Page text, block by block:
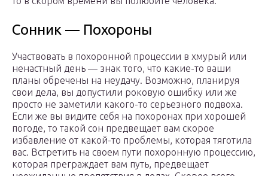
Сонник — Похороны
Участвовать в похоронной процессии в хмурый или
ненастный день — знак того, что какие-то ваши
планы обречены на неудачу. Возможно, планируя
свои дела, вы допустили роковую ошибку или же
просто не заметили какого-то серьезного подвоха.
Если же вы видите себя на похоронах при хорошей
погоде, то такой сон предвещает вам скорое
избавление от какой-то проблемы, которая тяготила
вас. Встретить на своем пути похоронную процессию,
которая преграждает вам путь, предвещает